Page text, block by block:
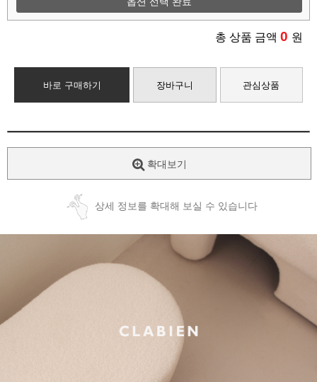
총 상품 금액 0 원
바로 구매하기 장바구니 관심상품
확대보기
상세 정보를 확대해 보실 수 있습니다